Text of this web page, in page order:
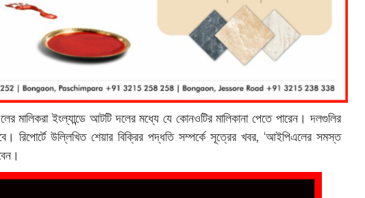
মালিকরা ইংল্যান্ডে আটটি দলের মধ্যে যে কোনওটির মালিকানা পেতে পারেন। দলগুলির
রিপোর্টে উল্লিখিত শেয়ার বিক্রির পদ্ধতি সম্পর্কে সূত্রের খবর, ‘আইপিএলের সমস্ত